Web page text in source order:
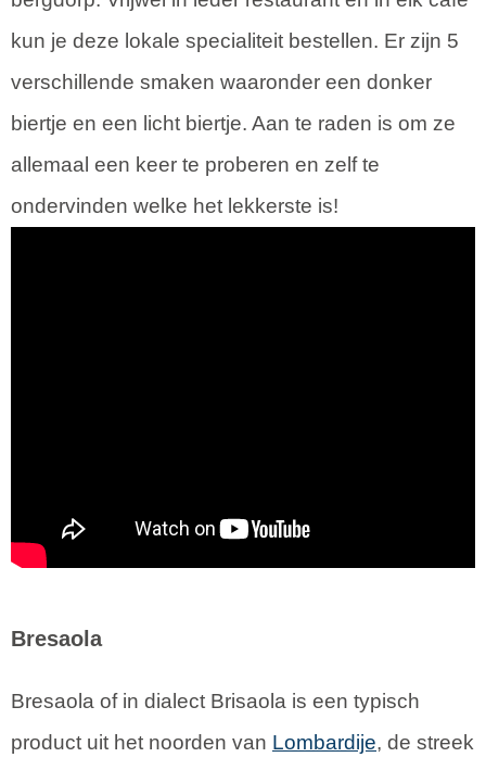
kun je deze lokale specialiteit bestellen. Er zijn 5
verschillende smaken waaronder een donker
biertje en een licht biertje. Aan te raden is om ze
allemaal een keer te proberen en zelf te
ondervinden welke het lekkerste is!
Bresaola
Bresaola of in dialect Brisaola is een typisch
product uit het noorden van Lombardije, de streek